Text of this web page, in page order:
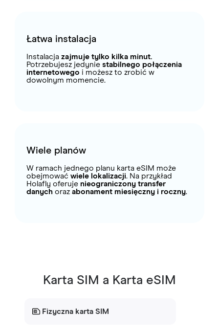
Łatwa instalacja
Instalacja zajmuje tylko kilka minut.
Potrzebujesz jedynie stabilnego połączenia
internetowego i możesz to zrobić w
dowolnym momencie.
Wiele planów
W ramach jednego planu karta eSIM może
obejmować wiele lokalizacji. Na przykład
Holafly oferuje nieograniczony transfer
danych oraz abonament miesięczny i roczny.
Karta SIM a Karta eSIM
Fizyczna karta SIM